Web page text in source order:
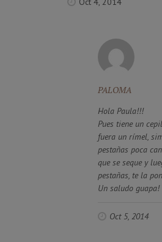
PALOMA
Hola Paula!!!
Pues tiene un
fuera un rímel,
pestañas poca
que se seque y
pestañas, te la
Un saludo guapa!
Oct 5, 2014